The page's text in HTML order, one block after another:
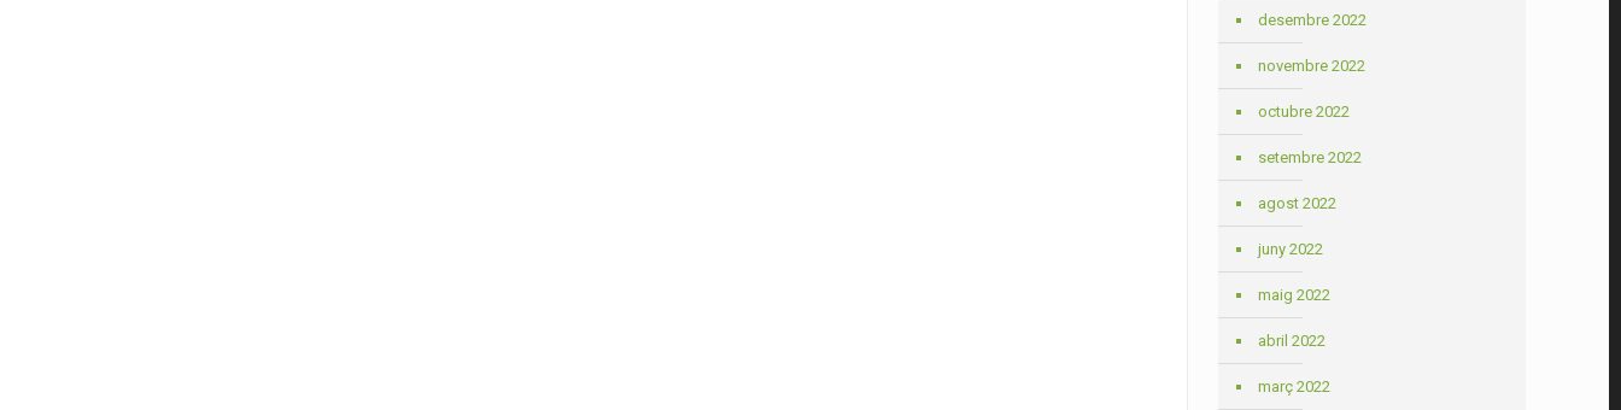
desembre 2022
novembre 2022
octubre 2022
setembre 2022
agost 2022
juny 2022
maig 2022
abril 2022
març 2022